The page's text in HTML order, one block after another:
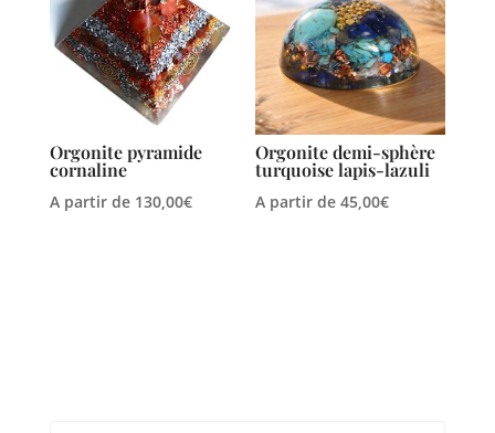
Orgonite pyramide
cornaline
A partir de 130,00€
Orgonite demi-sphère
turquoise lapis-lazuli
A partir de45,00€